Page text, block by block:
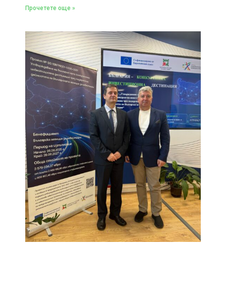
Прочетете още »